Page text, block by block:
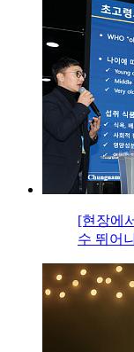
[현장에
수 뛰어